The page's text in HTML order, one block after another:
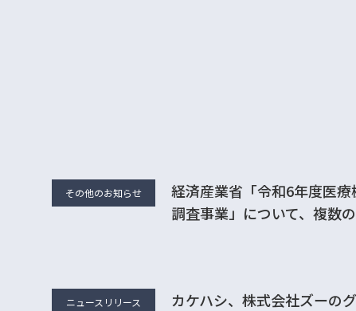
その他のお知らせ
経済産業省「令和6年度医
調査事業」について、複数
ニュースリリース
カケハシ、株式会社ズーの